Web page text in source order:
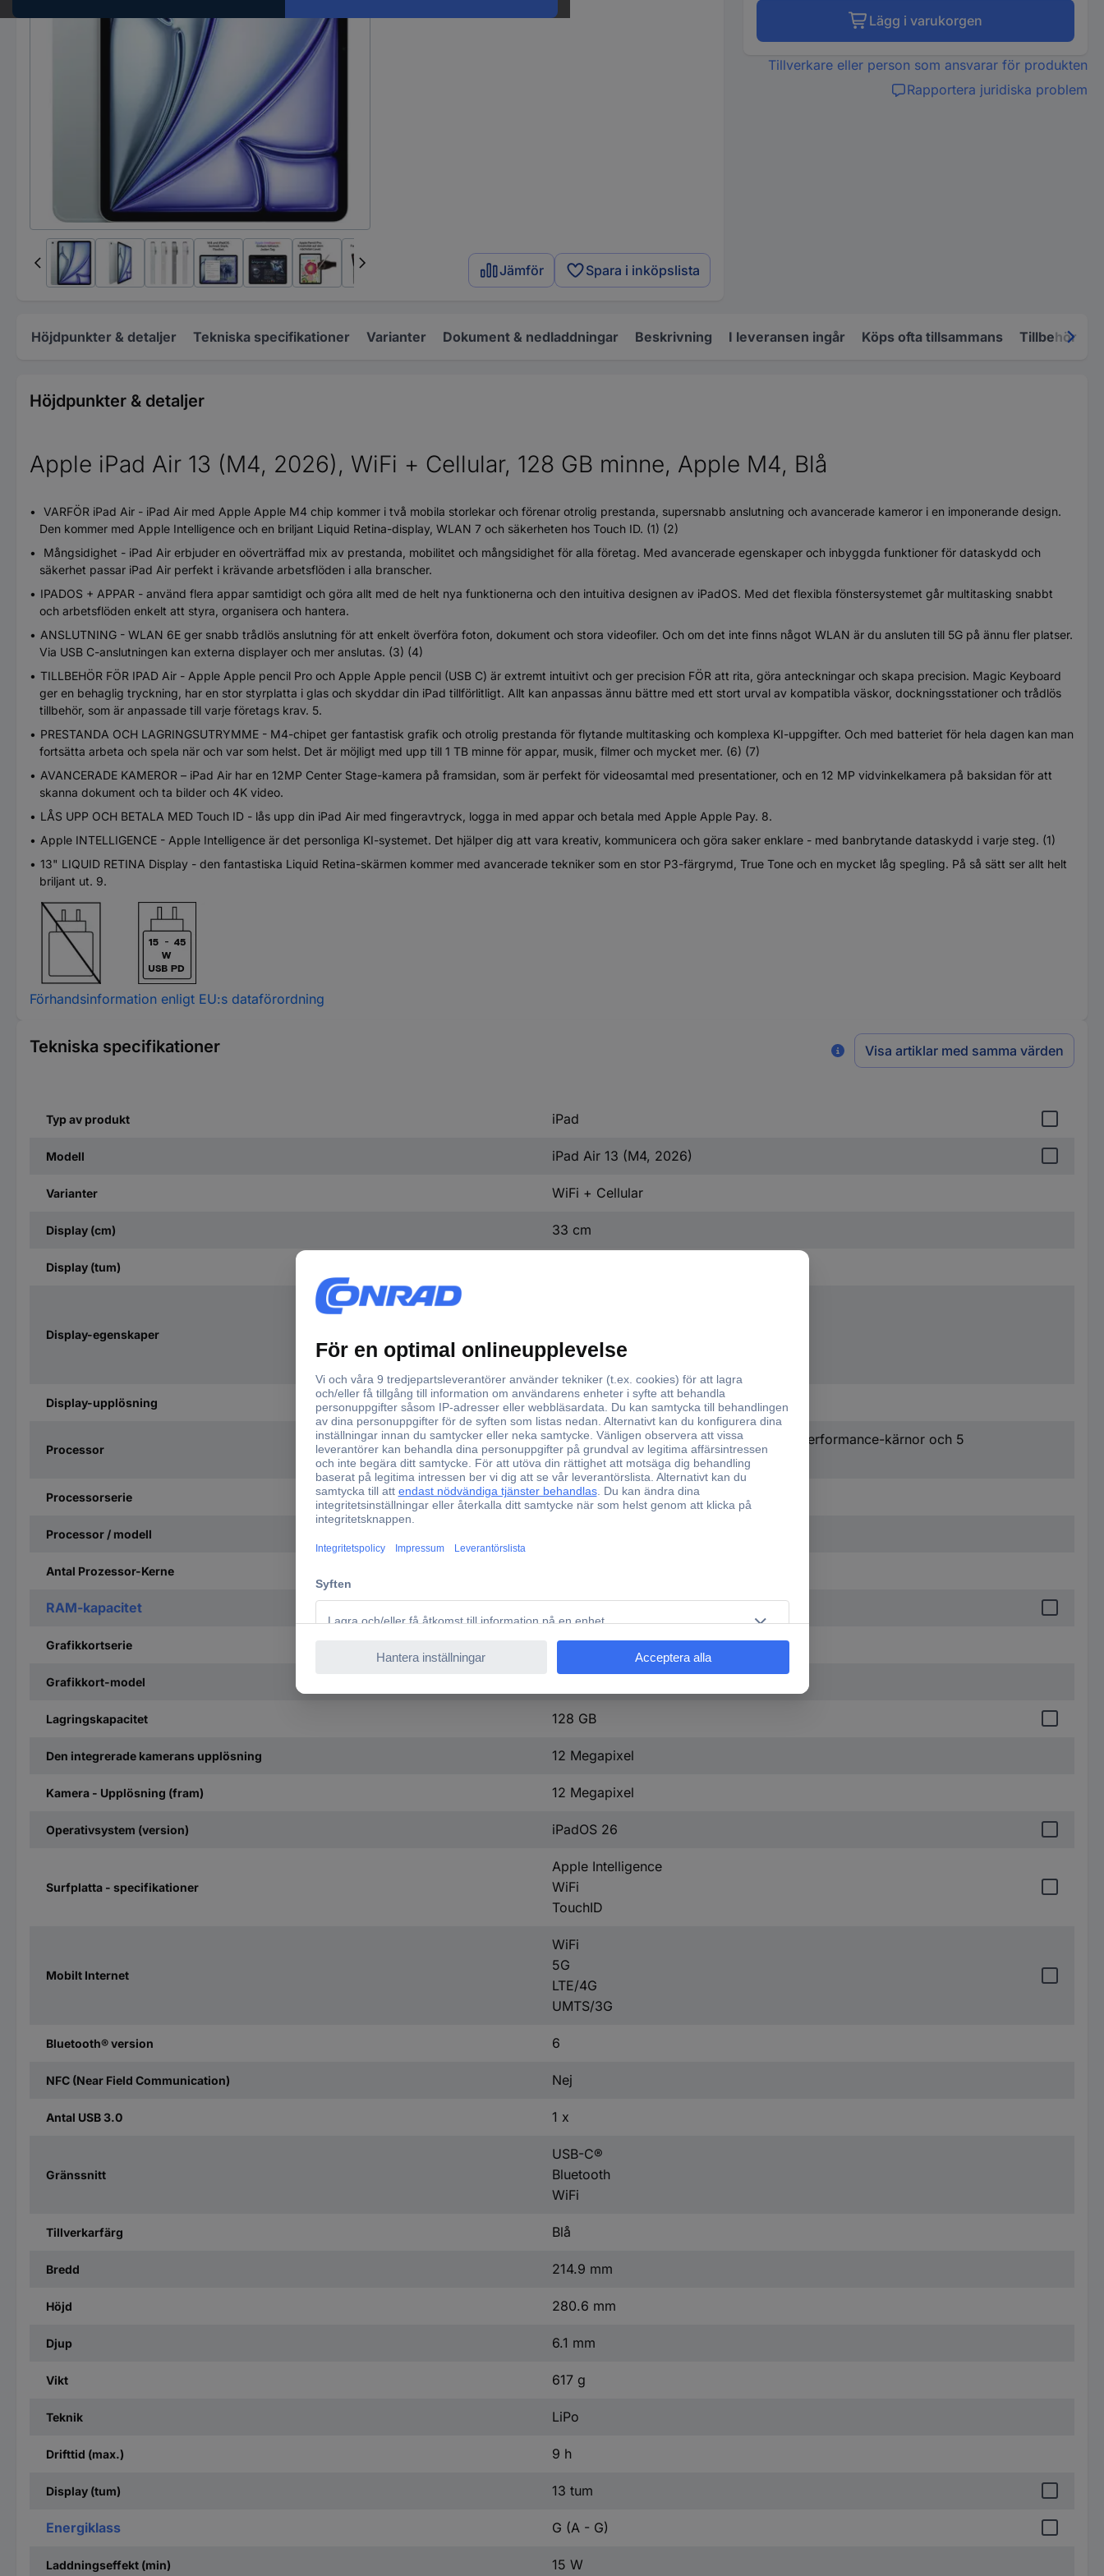
Jämför Spara i inköpslista
Lägg i varukorgen
Tillverkare eller person som ansvarar för produkten
Rapportera juridiska problem
Höjdpunkter & detaljer Tekniska specifikationer Varianter Dokument & nedladdningar Beskrivning I leveransen ingår Köps ofta tillsammans Tillbehör
Höjdpunkter & detaljer
Apple iPad Air 13 (M4, 2026), WiFi + Cellular, 128 GB minne, Apple M4, Blå
VARFÖR iPad Air - iPad Air med Apple Apple M4 chip kommer i två mobila storlekar och förenar otrolig prestanda, supersnabb anslutning och avancerade kameror i en imponerande design.
Den kommer med Apple Intelligence och en briljant Liquid Retina-display, WLAN 7 och säkerheten hos Touch ID. (1) (2)
Mångsidighet - iPad Air erbjuder en oöverträffad mix av prestanda, mobilitet och mångsidighet för alla företag. Med avancerade egenskaper och inbyggda funktioner för dataskydd och
säkerhet passar iPad Air perfekt i krävande arbetsflöden i alla branscher.
IPADOS + APPAR - använd flera appar samtidigt och göra allt med de helt nya funktionerna och den intuitiva designen av iPadOS. Med det flexibla fönstersystemet går multitasking snabbt
och arbetsflöden enkelt att styra, organisera och hantera.
ANSLUTNING - WLAN 6E ger snabb trådlös anslutning för att enkelt överföra foton, dokument och stora videofiler. Och om det inte finns något WLAN är du ansluten till 5G på ännu fler platser.
Via USB C-anslutningen kan externa displayer och mer anslutas. (3) (4)
TILLBEHÖR FÖR IPAD Air - Apple Apple pencil Pro och Apple Apple pencil (USB C) är extremt intuitivt och ger precision FÖR att rita, göra anteckningar och skapa precision. Magic Keyboard
ger en behaglig tryckning, har en stor styrplatta i glas och skyddar din iPad tillförlitligt. Allt kan anpassas ännu bättre med ett stort urval av kompatibla väskor, dockningsstationer och trådlös
tillbehör, som är anpassade till varje företags krav. 5.
PRESTANDA OCH LAGRINGSUTRYMME - M4-chipet ger fantastisk grafik och otrolig prestanda för flytande multitasking och komplexa KI-uppgifter. Och med batteriet för hela dagen kan man
fortsätta arbeta och spela när och var som helst. Det är möjligt med upp till 1 TB minne för appar, musik, filmer och mycket mer. (6) (7)
AVANCERADE KAMEROR – iPad Air har en 12MP Center Stage-kamera på framsidan, som är perfekt för videosamtal med presentationer, och en 12 MP vidvinkelkamera på baksidan för att
skanna dokument och ta bilder och 4K video.
LÅS UPP OCH BETALA MED Touch ID - lås upp din iPad Air med fingeravtryck, logga in med appar och betala med Apple Apple Pay. 8.
Apple INTELLIGENCE - Apple Intelligence är det personliga KI-systemet. Det hjälper dig att vara kreativ, kommunicera och göra saker enklare - med banbrytande dataskydd i varje steg. (1)
13" LIQUID RETINA Display - den fantastiska Liquid Retina-skärmen kommer med avancerade tekniker som en stor P3-färgrymd, True Tone och en mycket låg spegling. På så sätt ser allt helt
briljant ut. 9.
Förhandsinformation enligt EU:s dataförordning
Tekniska specifikationer Visa artiklar med samma värden
Typ av produkt iPad
Modell iPad Air 13 (M4, 2026)
Varianter WiFi + Cellular
Display (cm) 33 cm
Display (tum)
Display-egenskaper
True Tone
Display-upplösning 2732 x 2048 Pixel
Processor
Apple M4 chip med 8-core CPU med 3 Performance-kärnor och 5
effektivitetkärnor
Processorserie Apple M4
Processor / modell
Antal Prozessor-Kerne
RAM-kapacitet
Grafikkortserie Apple M4
Grafikkort-model
Lagringskapacitet 128 GB
Den integrerade kamerans upplösning 12 Megapixel
Kamera - Upplösning (fram) 12 Megapixel
Operativsystem (version) iPadOS 26
Surfplatta - specifikationer
Apple Intelligence
WiFi
TouchID
Mobilt Internet
WiFi
5G
LTE/4G
UMTS/3G
Bluetooth® version 6
NFC (Near Field Communication) Nej
Antal USB 3.0 1 x
Gränssnitt
USB-C®
Bluetooth
WiFi
Tillverkarfärg Blå
Bredd 214.9 mm
Höjd 280.6 mm
Djup 6.1 mm
Vikt 617 g
Teknik LiPo
Drifttid (max.) 9 h
Display (tum) 13 tum
Energiklass G (A - G)
Laddningseffekt (min) 15 W